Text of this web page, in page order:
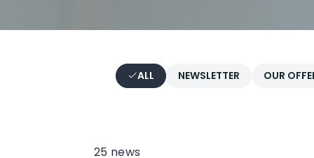
ALL
CATEGORIESNEWSLETTER OUR
25 news